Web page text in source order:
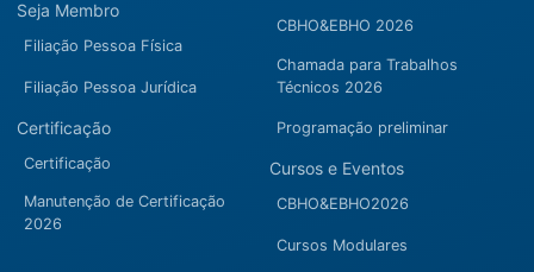
Seja Membro
Filiação Pessoa Física
Filiação Pessoa Jurídica
Certificação
Certificação
Manutenção de Certificação
2026
CBHO&EBHO 2026
Chamada para Trabalhos
Técnicos 2026
Programação preliminar
Cursos e Eventos
CBHO&EBHO2026
Cursos Modulares